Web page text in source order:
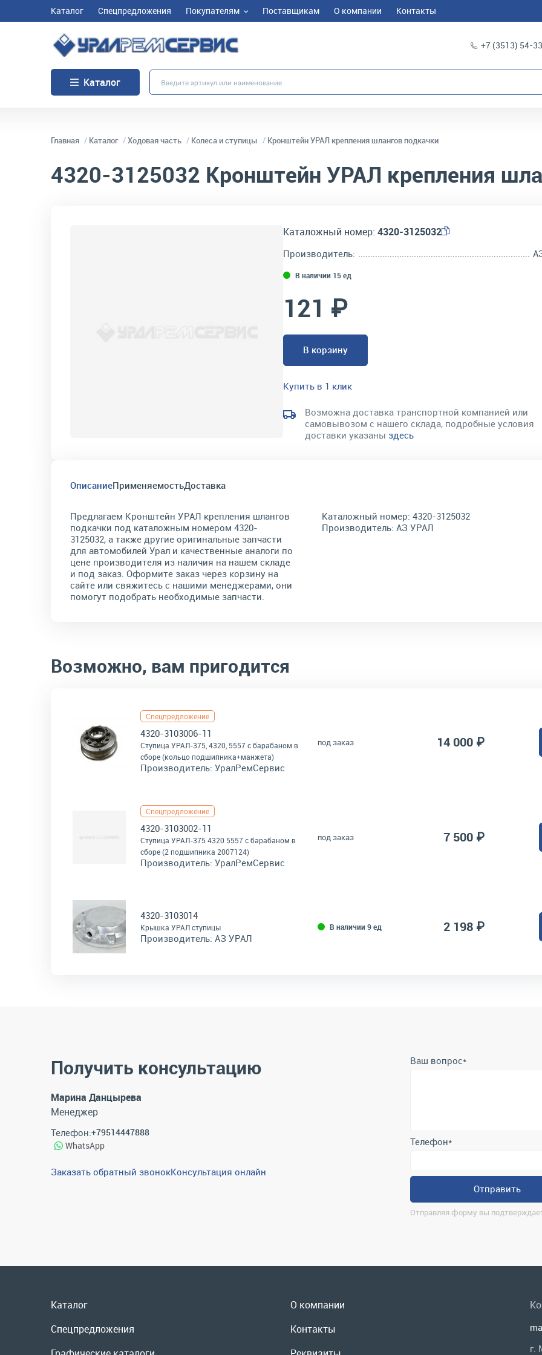
Каталог Спецпредложения Покупателям Поставщикам О компании Контакты
+7 (3513) 54-
Каталог
Главная Каталог Ходовая часть Колеса и ступицы Кронштейн УРАЛ крепления шлангов подкачки
4320-3125032 Кронштейн УРАЛ крепления
Каталожный номер: 4320-3125032
Производитель:
В наличии 15 ед
121 ₽
В корзину
Купить в 1 клик
Возможна доставка транспортной компанией или
самовывозом с нашего склада, подробные условия
доставки указаны здесь
ОписаниеПрименяемостьДоставка
Предлагаем Кронштейн УРАЛ крепления шлангов
подкачки под каталожным номером 4320-
3125032, а также другие оригинальные запчасти
для автомобилей Урал и качественные аналоги по
цене производителя из наличия на нашем складе
и под заказ. Оформите заказ через корзину на
сайте или свяжитесь с нашими менеджерами, они
помогут подобрать необходимые запчасти.
Каталожный номер: 4320-3125032
Производитель: АЗ УРАЛ
Возможно, вам пригодится
Спецпредложение
4320-3103006-11
Ступица УРАЛ-375, 4320, 5557 с барабаном в
сборе (кольцо подшипника+манжета)
Производитель: УралРемСервис
под заказ 14 000 ₽
Спецпредложение
4320-3103002-11
Ступица УРАЛ-375 4320 5557 с барабаном в
сборе (2 подшипника 2007124)
Производитель: УралРемСервис
под заказ 7 500 ₽
4320-3103014
Крышка УРАЛ ступицы
Производитель: АЗ УРАЛ
В наличии 9 ед 2 198 ₽
Получить консультацию
Марина Данцырева
Менеджер
Телефон:+79514447888
WhatsApp
Заказать обратный звонокКонсультация онлайн
Ваш вопрос*
Каталог
Гарантии и возврат
О компании
г.